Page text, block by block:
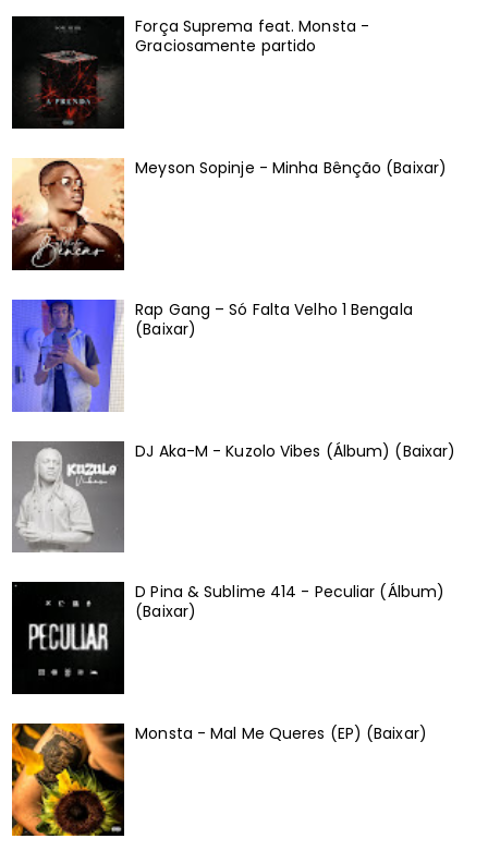
Força Suprema feat. Monsta -
Graciosamente partido
Meyson Sopinje - Minha Bênção (Baixar)
Rap Gang – Só Falta Velho 1 Bengala
(Baixar)
DJ Aka-M - Kuzolo Vibes (Álbum) (Baixar)
D Pina & Sublime 414 - Peculiar (Álbum)
(Baixar)
Monsta - Mal Me Queres (EP) (Baixar)